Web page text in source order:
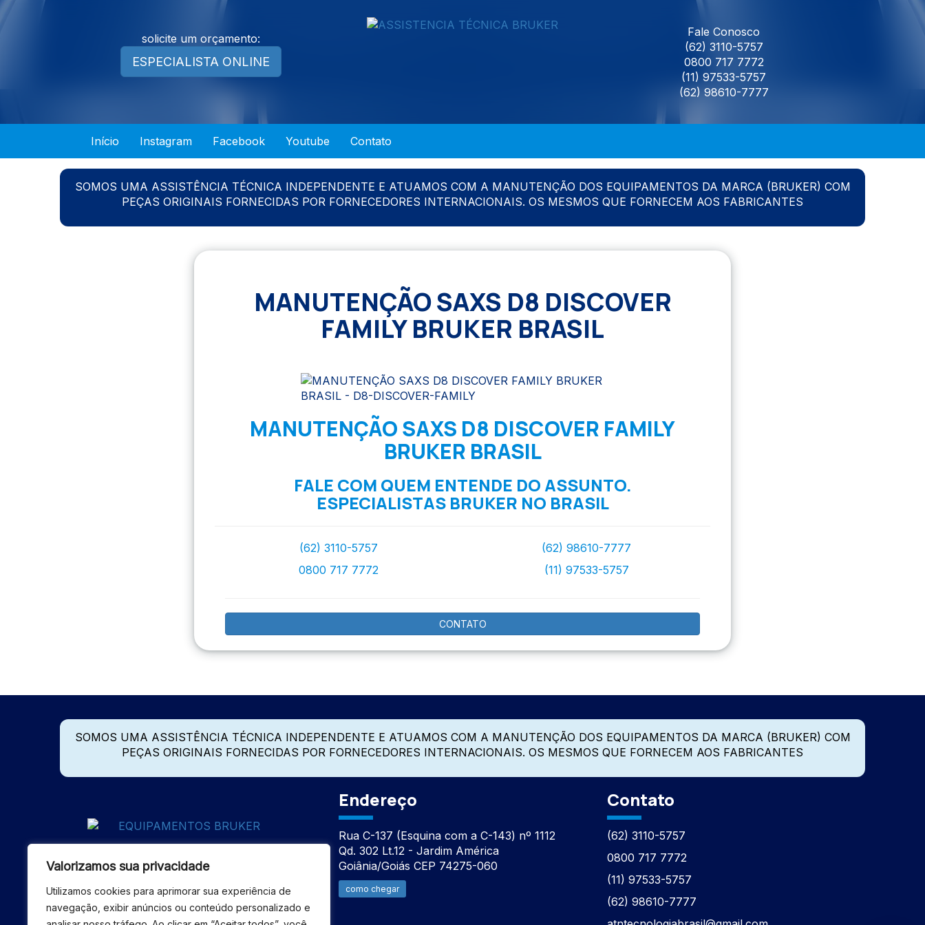
Valorizamos sua privacidade
Utilizamos cookies para aprimorar sua experiência de
navegação, exibir anúncios ou conteúdo personalizado e
solicite um orçamento:
ESPECIALISTA ONLINE
Fale Conosco
(62) 3110-5757
0800 717 7772
(11) 97533-5757
(62) 98610-7777
Início Instagram Facebook Youtube Contato
SOMOS UMA ASSISTÊNCIA TÉCNICA INDEPENDENTE E ATUAMOS COM A MANUTENÇÃO DOS EQUIPAMENTOS DA MARCA (BRUKER) COM
PEÇAS ORIGINAIS FORNECIDAS POR FORNECEDORES INTERNACIONAIS. OS MESMOS QUE FORNECEM AOS FABRICANTES
MANUTENÇÃO SAXS D8 DISCOVER
FAMILY BRUKER BRASIL
MANUTENÇÃO SAXS D8 DISCOVER FAMILY
BRUKER BRASIL
FALE COM QUEM ENTENDE DO ASSUNTO.
ESPECIALISTAS BRUKER NO BRASIL
(62) 3110-5757
0800 717 7772
(62) 98610-7777
(11) 97533-5757
CONTATO
SOMOS UMA ASSISTÊNCIA TÉCNICA INDEPENDENTE E ATUAMOS COM A MANUTENÇÃO DOS EQUIPAMENTOS DA MARCA (BRUKER) COM
PEÇAS ORIGINAIS FORNECIDAS POR FORNECEDORES INTERNACIONAIS. OS MESMOS QUE FORNECEM AOS FABRICANTES
Endereço
Rua C-137 (Esquina com a C-143) nº 1112
Qd. 302 Lt.12 - Jardim América
Goiânia/Goiás CEP 74275-060
como chegar
Contato
(62) 3110-5757
0800 717 7772
(11) 97533-5757
(62) 98610-7777